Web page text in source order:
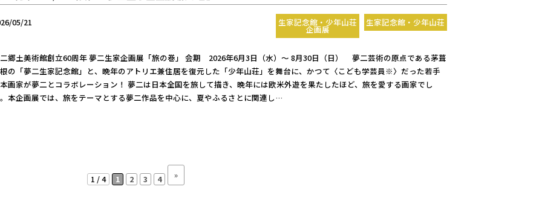
05/21 生家記念館・少年山荘
生家記念館・少年山荘
企画展
郷土美術館創立60周年 夢二生家企画展「旅の巻」 会期 2026年6月3日（水）～ 8月30日（日） 夢二芸術の原点である茅葺
の「夢二生家記念館」と、晩年のアトリエ兼住居を復元した「少年山荘」を舞台に、かつて〈こども学芸員※〉だった若手
画家が夢二とコラボレーション！ 夢二は日本全国を旅して描き、晩年には欧米外遊を果たしたほど、旅を愛する画家でし
本企画展では、旅をテーマとする夢二作品を中心に、夏やふるさとに関連し…
1 / 4 1 2 3 4 »